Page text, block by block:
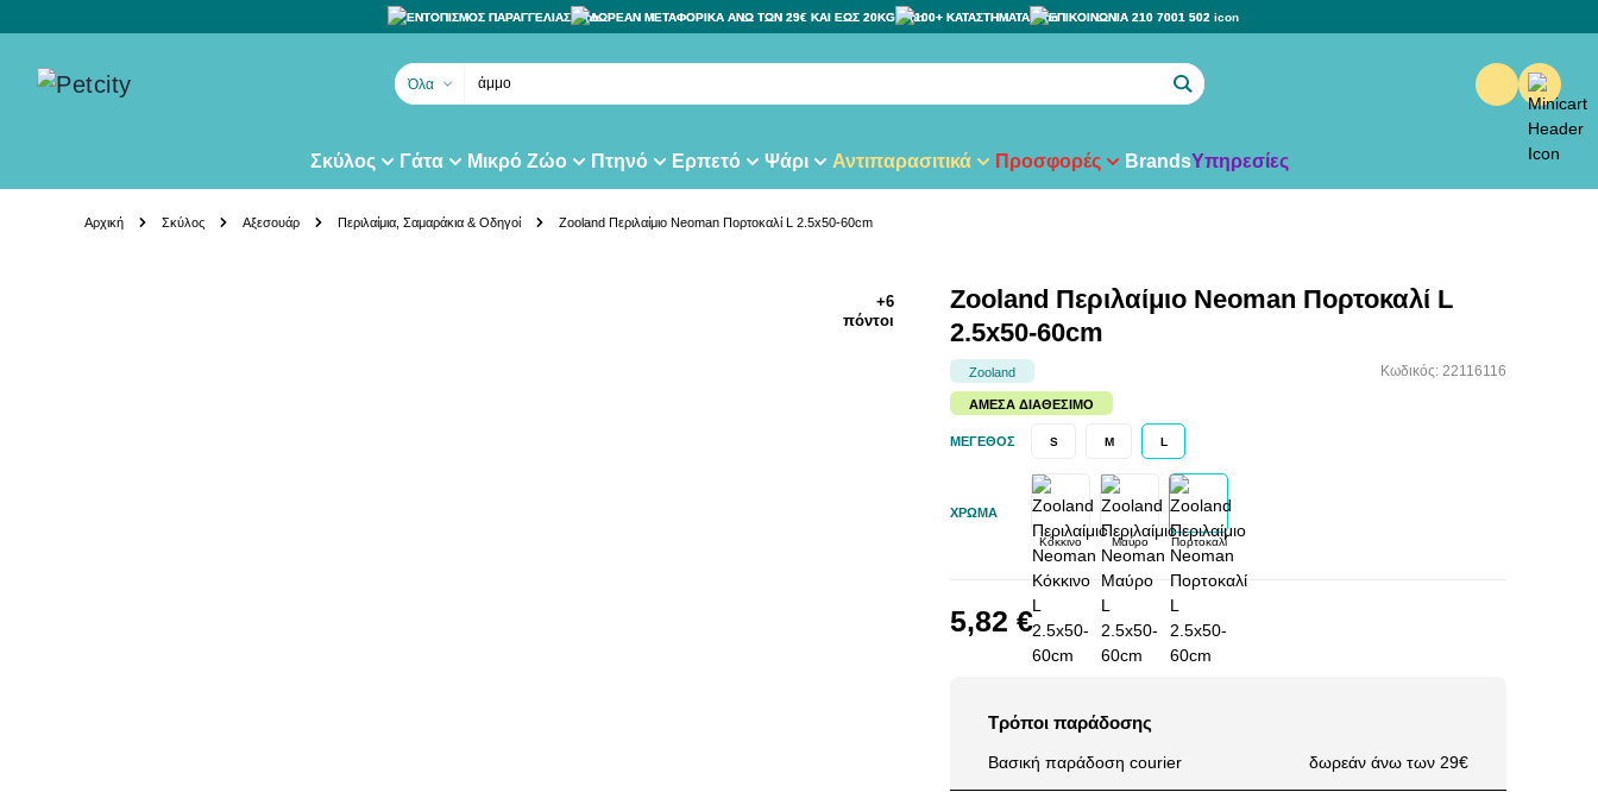
ΕΝΤΟΠΙΣΜΟΣ ΠΑΡΑΓΓΕΛΙΑΣ ΔΩΡΕΑΝ ΜΕΤΑΦΟΡΙΚΑ ΑΝΩ ΤΩΝ 29€ ΚΑΙ ΕΩΣ 20KG 100+ ΚΑΤΑΣΤΗΜΑΤΑ ΕΠΙΚΟΙΝΩΝΙΑ 210 7001 502
Όλα άμμο γάτα
Σκύλος Γάτα Μικρό Ζώο Πτηνό Ερπετό Ψάρι Αντιπαρασιτικά Προσφορές BrandsΥπηρεσίες
Αρχική Σκύλος Αξεσουάρ Περιλαίμια, Σαμαράκια & Οδηγοί Zooland Περιλαίμιο Neoman Πορτοκαλί L 2.5x50-60cm
+6
πόντοι
Zooland Περιλαίμιο Neoman Πορτοκαλί L
2.5x50-60cm
Zooland Κωδικός: 22116116
ΆΜΕΣΑ ΔΙΑΘΈΣΙΜΟ
ΜΈΓΕΘΟΣ S M L
ΧΡΏΜΑ
Κόκκινο Μαύρο Πορτοκαλί
5,82 €
Τρόποι παράδοσης
Βασική παράδοση courier δωρεάν άνω των 29€